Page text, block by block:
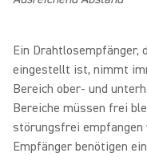
Ein Drahtlosempfänger,
eingestellt ist, nimmt
Bereich ober- und
Bereiche müssen frei
störungsfrei
Empfänger benötigen